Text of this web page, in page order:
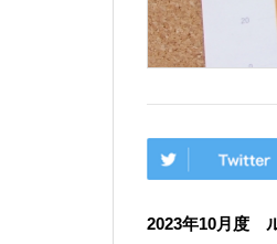
2023年10月度